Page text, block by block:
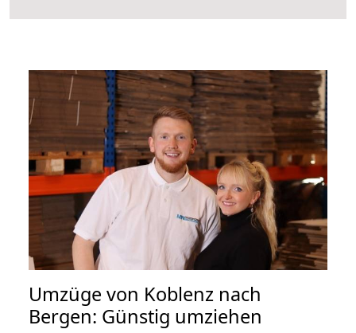
Umzüge von Koblenz nach
Bergen: Günstig umziehen